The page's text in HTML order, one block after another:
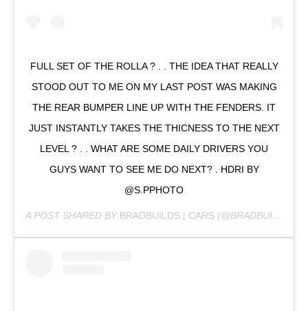
FULL SET OF THE ROLLA ? . . THE IDEA THAT REALLY
STOOD OUT TO ME ON MY LAST POST WAS MAKING
THE REAR BUMPER LINE UP WITH THE FENDERS. IT
JUST INSTANTLY TAKES THE THICNESS TO THE NEXT
LEVEL ? . . WHAT ARE SOME DAILY DRIVERS YOU
GUYS WANT TO SEE ME DO NEXT? . HDRI BY
@S.PPHOTO
A POST SHARED BY BRADBUILDS | CARS (@BRADBUILDS) ON